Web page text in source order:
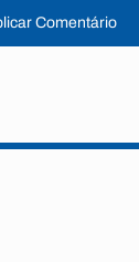
Comentário